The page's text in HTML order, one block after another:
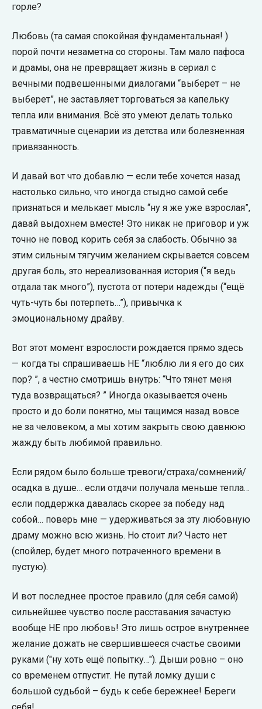
горле?
Любовь (та самая спокойная фундаментальная! )
порой почти незаметна со стороны. Там мало пафоса
и драмы, она не превращает жизнь в сериал с
вечными подвешенными диалогами “выберет – не
выберет”, не заставляет торговаться за капельку
тепла или внимания. Всё это умеют делать только
травматичные сценарии из детства или болезненная
привязанность.
И давай вот что добавлю — если тебе хочется назад
настолько сильно, что иногда стыдно самой себе
признаться и мелькает мысль “ну я же уже взрослая”,
давай выдохнем вместе! Это никак не приговор и уж
точно не повод корить себя за слабость. Обычно за
этим сильным тягучим желанием скрывается совсем
другая боль, это нереализованная история (“я ведь
отдала так много”), пустота от потери надежды (“ещё
чуть-чуть бы потерпеть…”), привычка к
эмоциональному драйву.
Вот этот момент взрослости рождается прямо здесь
— когда ты спрашиваешь НЕ “люблю ли я его до сих
пор? ”, а честно смотришь внутрь: “Что тянет меня
туда возвращаться? ” Иногда оказывается очень
просто и до боли понятно, мы тащимся назад вовсе
не за человеком, а мы хотим закрыть свою давнюю
жажду быть любимой правильно.
Если рядом было больше тревоги/страха/сомнений/
осадка в душе… если отдачи получала меньше тепла…
если поддержка давалась скорее за победу над
собой… поверь мне — удерживаться за эту любовную
драму можно всю жизнь. Но стоит ли? Часто нет
(спойлер, будет много потраченного времени в
пустую).
И вот последнее простое правило (для себя самой)
сильнейшее чувство после расставания зачастую
вообще НЕ про любовь! Это лишь острое внутреннее
желание дожать не свершившееся счастье своими
руками ("ну хоть ещё попытку…"). Дыши ровно – оно
со временем отпустит. Не путай ломку души с
большой судьбой – будь к себе бережнее! Береги